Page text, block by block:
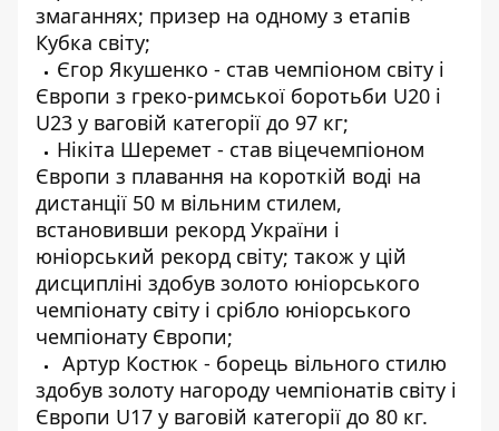
змаганнях; призер на одному з етапів
Кубка світу;
Єгор Якушенко - став чемпіоном світу і
Європи з греко-римської боротьби U20 і
U23 у ваговій категорії до 97 кг;
Нікіта Шеремет - став віцечемпіоном
Європи з плавання на короткій воді на
дистанції 50 м вільним стилем,
встановивши рекорд України і
юніорський рекорд світу; також у цій
дисципліні здобув золото юніорського
чемпіонату світу і срібло юніорського
чемпіонату Європи;
Артур Костюк - борець вільного стилю
здобув золоту нагороду чемпіонатів світу і
Європи U17 у ваговій категорії до 80 кг.